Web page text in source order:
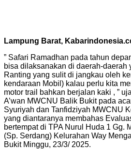
Lampung Barat,
” Safari Ramadhan pada tahun
bisa dilaksanakan di daerah-daerah
Ranting yang sulit di jangkau oleh
kendaraan Mobil) kalau perlu kita
motor trail bahkan berjalan kaki , ”
A’wan MWCNU Balik Bukit pada
Syuriyah dan Tanfidziyah MWCNU
yang diantaranya membahas
bertempat di TPA Nurul Huda 1 Gg.
(Sp. Serdang) Kelurahan Way
Bukit Minggu, 23/3/ 2025.